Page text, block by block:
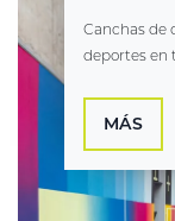
Canchas de
deportes en
MÁS